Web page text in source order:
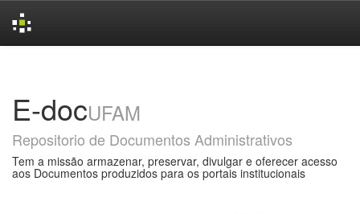
E-docUFAM
Repositorio de Documentos Administrativos
Tem a missão armazenar, preservar, divulgar e oferecer acesso
aos Documentos produzidos para os portais institucionais